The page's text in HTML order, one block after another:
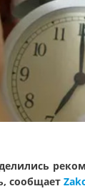
сообщает